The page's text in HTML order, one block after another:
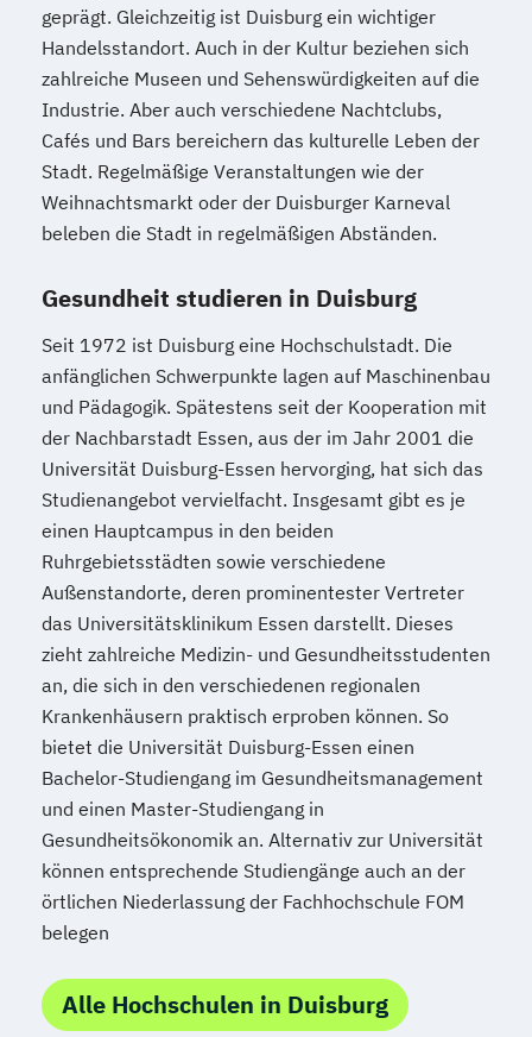
geprägt. Gleichzeitig ist Duisburg ein wichtiger
Handelsstandort. Auch in der Kultur beziehen sich
zahlreiche Museen und Sehenswürdigkeiten auf die
Industrie. Aber auch verschiedene Nachtclubs,
Cafés und Bars bereichern das kulturelle Leben der
Stadt. Regelmäßige Veranstaltungen wie der
Weihnachtsmarkt oder der Duisburger Karneval
beleben die Stadt in regelmäßigen Abständen.
Gesundheit studieren in Duisburg
Seit 1972 ist Duisburg eine Hochschulstadt. Die
anfänglichen Schwerpunkte lagen auf Maschinenbau
und Pädagogik. Spätestens seit der Kooperation mit
der Nachbarstadt Essen, aus der im Jahr 2001 die
Universität Duisburg-Essen hervorging, hat sich das
Studienangebot vervielfacht. Insgesamt gibt es je
einen Hauptcampus in den beiden
Ruhrgebietsstädten sowie verschiedene
Außenstandorte, deren prominentester Vertreter
das Universitätsklinikum Essen darstellt. Dieses
zieht zahlreiche Medizin- und Gesundheitsstudenten
an, die sich in den verschiedenen regionalen
Krankenhäusern praktisch erproben können. So
bietet die Universität Duisburg-Essen einen
Bachelor-Studiengang im Gesundheitsmanagement
und einen Master-Studiengang in
Gesundheitsökonomik an. Alternativ zur Universität
können entsprechende Studiengänge auch an der
örtlichen Niederlassung der Fachhochschule FOM
belegen
Alle Hochschulen in Duisburg